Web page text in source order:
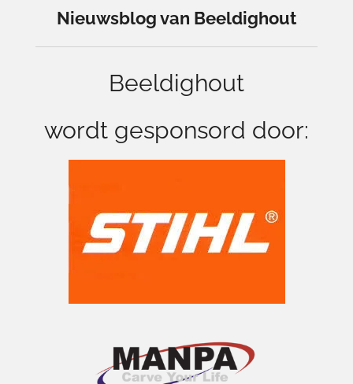
T
b
g
a
m
Nieuwsblog van Beeldighout
Beeldighout
wordt gesponsord door: